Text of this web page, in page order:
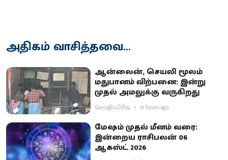
அதிகம் வாசித்தவை...
ஆன்லைன், செயலி மூலம்
மதுபானம் விற்பனை: இன்று
முதல் அமலுக்கு வருகிறது
செய்திப்பிரிவு 19 hours ago
மேஷம் முதல் மீனம் வரை:
இன்றைய ராசிபலன் 06
ஆகஸ்ட் 2026